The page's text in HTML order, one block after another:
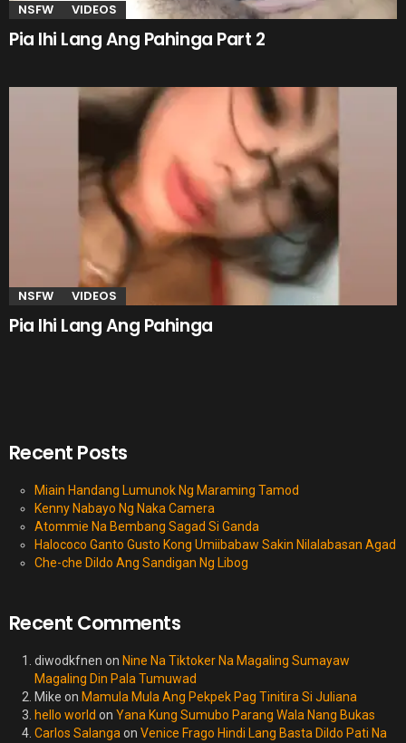
NSFW VIDEOS
Pia Ihi Lang Ang Pahinga Part 2
NSFW VIDEOS
Pia Ihi Lang Ang Pahinga
Recent Posts
Miain Handang Lumunok Ng Maraming Tamod
Kenny Nabayo Ng Naka Camera
Atommie Na Bembang Sagad Si Ganda
Halococo Ganto Gusto Kong Umiibabaw Sakin Nilalabasan Agad
Che-che Dildo Ang Sandigan Ng Libog
Recent Comments
diwodkfnen on Nine Na Tiktoker Na Magaling Sumayaw
Magaling Din Pala Tumuwad
Mike on Mamula Mula Ang Pekpek Pag Tinitira Si Juliana
hello world on Yana Kung Sumubo Parang Wala Nang Bukas
Carlos Salanga on Venice Frago Hindi Lang Basta Dildo Pati Na